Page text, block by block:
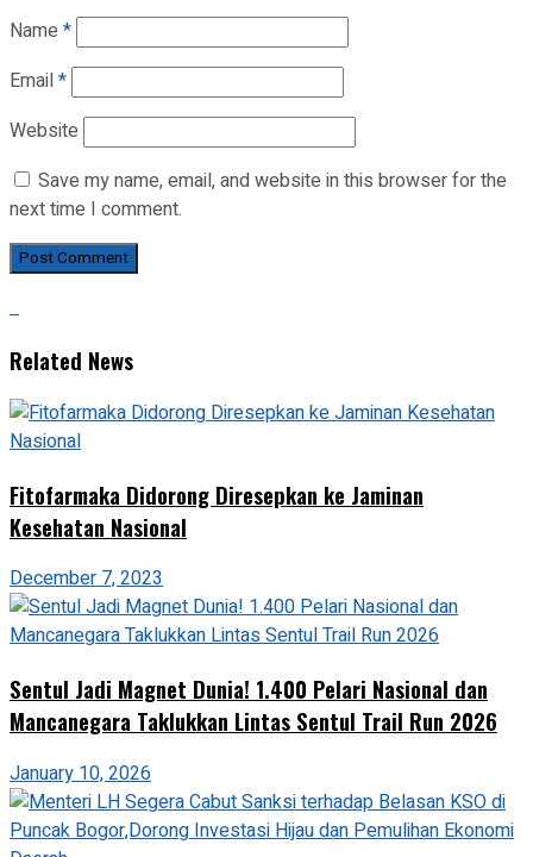
Name *
Email*
Website
Save my name, email, and website in this browser for the
next time I comment.
Related News
Fitofarmaka Didorong Diresepkan ke Jaminan
Kesehatan Nasional
December 7, 2023
Sentul Jadi Magnet Dunia! 1.400 Pelari Nasional dan
Mancanegara Taklukkan Lintas Sentul Trail Run 2026
January 10, 2026